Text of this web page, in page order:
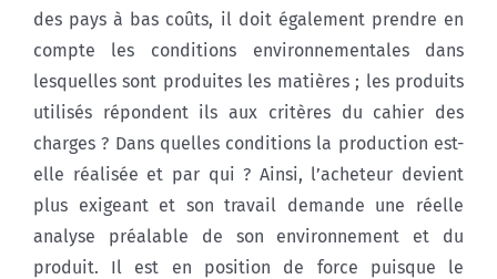
des pays à bas coûts, il doit également prendre en
compte les conditions environnementales dans
lesquelles sont produites les matières ; les produits
utilisés répondent ils aux critères du cahier des
charges ? Dans quelles conditions la production est-
elle réalisée et par qui ? Ainsi, l’acheteur devient
plus exigeant et son travail demande une réelle
analyse préalable de son environnement et du
produit. Il est en position de force puisque le